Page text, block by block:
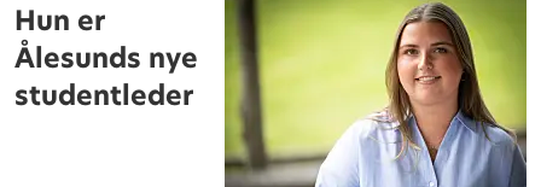
Hun er
Ålesunds nye
studentleder